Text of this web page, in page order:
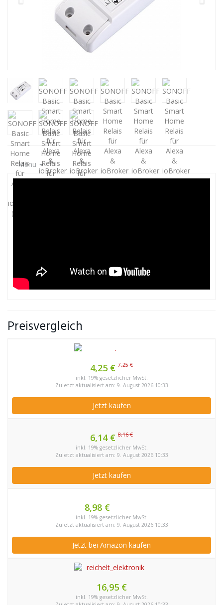
Menu
Preisvergleich
4,25 € 7,25 €
inkl. 19% gesetzlicher MwSt.
Zuletzt aktualisiert am: 9. August 2026 10:33
Jetzt kaufen
6,14 € 8,16 €
inkl. 19% gesetzlicher MwSt.
Zuletzt aktualisiert am: 9. August 2026 10:33
Jetzt kaufen
8,98 €
inkl. 19% gesetzlicher MwSt.
Zuletzt aktualisiert am: 9. August 2026 10:33
Jetzt bei Amazon kaufen
16,95 €
inkl. 19% gesetzlicher MwSt.